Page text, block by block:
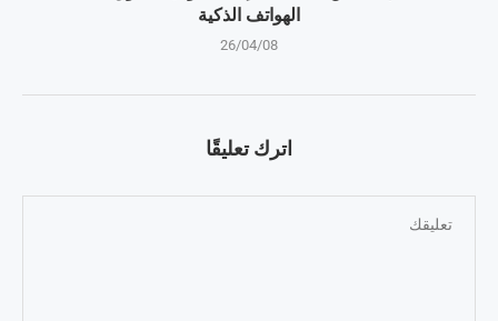
الهواتف الذكية
26/04/08
اترك تعليقًا